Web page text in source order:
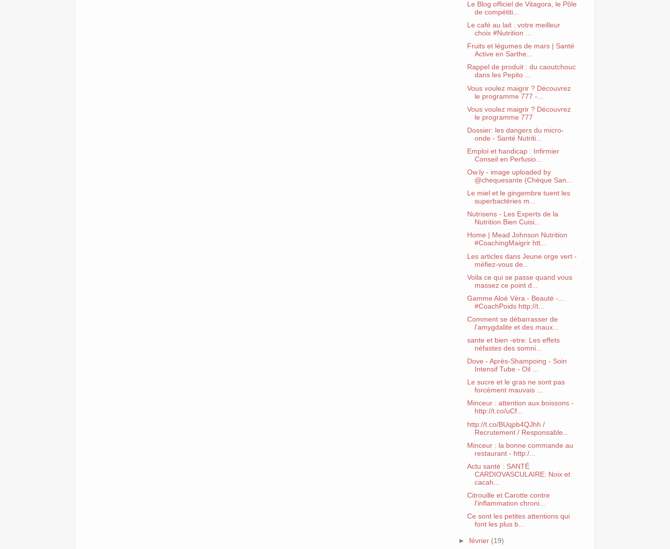
Le Blog officiel de Vitagora, le Pôle
de compétiti...
Le café au lait : votre meilleur
choix #Nutrition ...
Fruits et légumes de mars | Santé
Active en Sarthe...
Rappel de produit : du caoutchouc
dans les Pepito ...
Vous voulez maigrir ? Découvrez
le programme 777 -...
Vous voulez maigrir ? Découvrez
le programme 777
Dossier: les dangers du micro-
onde - Santé Nutriti...
Emploi et handicap : Infirmier
Conseil en Perfusio...
Ow.ly - image uploaded by
@chequesante (Chèque San...
Le miel et le gingembre tuent les
superbactéries m...
Nutrisens - Les Experts de la
Nutrition Bien Cuisi...
Home | Mead Johnson Nutrition
#CoachingMaigrir htt...
Les articles dans Jeune orge vert -
méfiez-vous de...
Voila ce qui se passe quand vous
massez ce point d...
Gamme Aloé Véra - Beauté -...
#CoachPoids http://t...
Comment se débarrasser de
l'amygdalite et des maux...
sante et bien -etre: Les effets
néfastes des somni...
Dove - Après-Shampoing - Soin
Intensif Tube - Oil ...
Le sucre et le gras ne sont pas
forcément mauvais ...
Minceur : attention aux boissons -
http://t.co/uCf...
http://t.co/BUqpb4QJhh /
Recrutement / Responsable...
Minceur : la bonne commande au
restaurant - http:/...
Actu santé : SANTÉ
CARDIOVASCULAIRE: Noix et
cacah...
Citrouille et Carotte contre
l'inflammation chroni...
Ce sont les petites attentions qui
font les plus b...
►février (19)